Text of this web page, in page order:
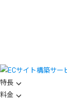
特長
料金